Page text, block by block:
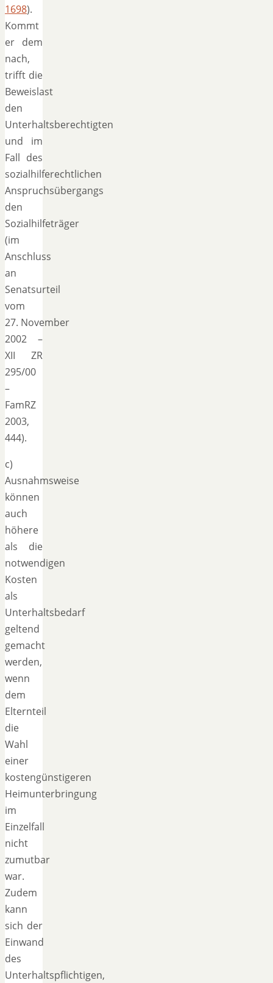
1698).
Kommt
er dem
nach,
trifft die
Beweislast
den
Unterhaltsberechtigten
und im
Fall des
sozialhilferechtlichen
Anspruchsübergangs
den
Sozialhilfeträger
(im
Anschluss
an
Senatsurteil
vom
27. November
2002 –
XII ZR
295/00
–
FamRZ
2003,
444).
c)
Ausnahmsweise
können
auch
höhere
als die
notwendigen
Kosten
als
Unterhaltsbedarf
geltend
gemacht
werden,
wenn
dem
Elternteil
die
Wahl
einer
kostengünstigeren
Heimunterbringung
im
Einzelfall
nicht
zumutbar
war.
Zudem
kann
sich der
Einwand
des
Unterhaltspflichtigen,